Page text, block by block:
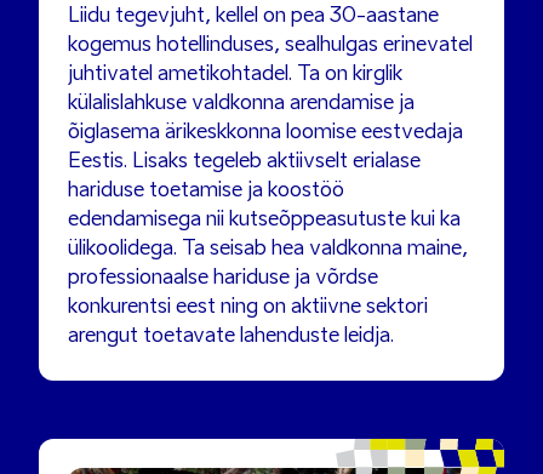
Liidu tegevjuht, kellel on pea 30-aastane
kogemus hotellinduses, sealhulgas erinevatel
juhtivatel ametikohtadel. Ta on kirglik
külalislahkuse valdkonna arendamise ja
õiglasema ärikeskkonna loomise eestvedaja
Eestis. Lisaks tegeleb aktiivselt erialase
hariduse toetamise ja koostöö
edendamisega nii kutseõppeasutuste kui ka
ülikoolidega. Ta seisab hea valdkonna maine,
professionaalse hariduse ja võrdse
konkurentsi eest ning on aktiivne sektori
arengut toetavate lahenduste leidja.